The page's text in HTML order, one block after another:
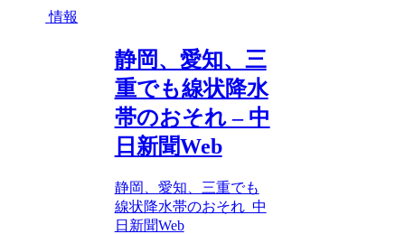
情報
静岡、愛知、三
重でも線状降水
帯のおそれ – 中
日新聞Web
静岡、愛知、三重でも
線状降水帯のおそれ 中
日新聞Web